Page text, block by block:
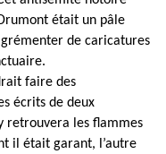
était un pâle
de caricatures
faire des
écrits de deux
retrouvera les flammes
il était garant, l’autre